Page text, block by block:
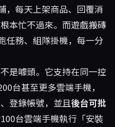
，每天上架商品、回覆消
本忙不過來。而遊戲搬磚
務、組隊掛機，每一分
是噱頭。它支持在同一控
台甚至更多雲端手機，
登錄帳號，並且後台可批
台雲端手機執行「安裝